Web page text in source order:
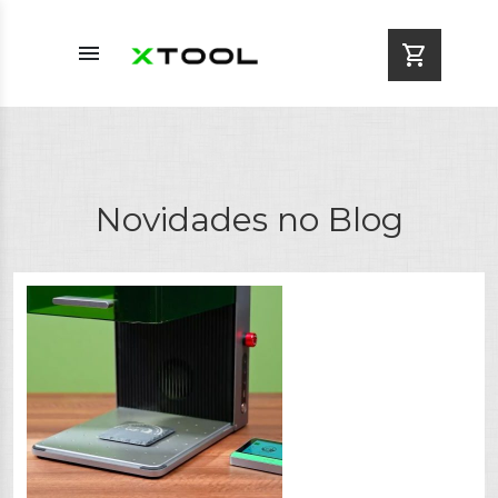
menu shopping_cart
Novidades no Blog